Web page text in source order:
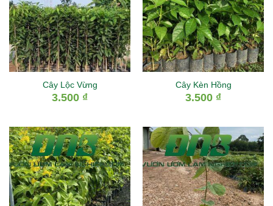
Cây Lộc Vừng
3.500 ₫
Cây Kèn Hồng
3.500 ₫